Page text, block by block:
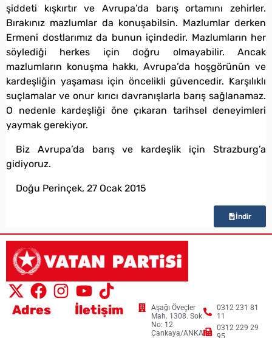
şiddeti kışkırtır ve Avrupa’da barış ortamını zehirler.
Bırakınız mazlumlar da konuşabilsin. Mazlumlar derken
Ermeni dostlarımız da bunun içindedir. Mazlumların her
söylediği herkes için doğru olmayabilir. Ancak
mazlumların konuşma hakkı, Avrupa’da hoşgörünün ve
kardeşliğin yaşaması için öncelikli güvencedir. Karşılıklı
suçlamalar ve onur kırıcı davranışlarla barış sağlanamaz.
O nedenle kardeşliği öne çıkaran tarihsel deneyimleri
yaymak gerekiyor.
Biz Avrupa’da barış ve kardeşlik için Strazburg’a
gidiyoruz.
Doğu Perinçek, 27 Ocak 2015
İndir
Adres
Aşağı Öveçler
Mah. 1308. Sok.
No: 12
Çankaya/ANKARA
İletişim
0312 231 81
11
0312 229 29